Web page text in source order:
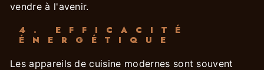
vendre à l'avenir.
4. EFFICACITÉ
ÉNERGÉTIQUE
Les appareils de cuisine modernes sont souvent